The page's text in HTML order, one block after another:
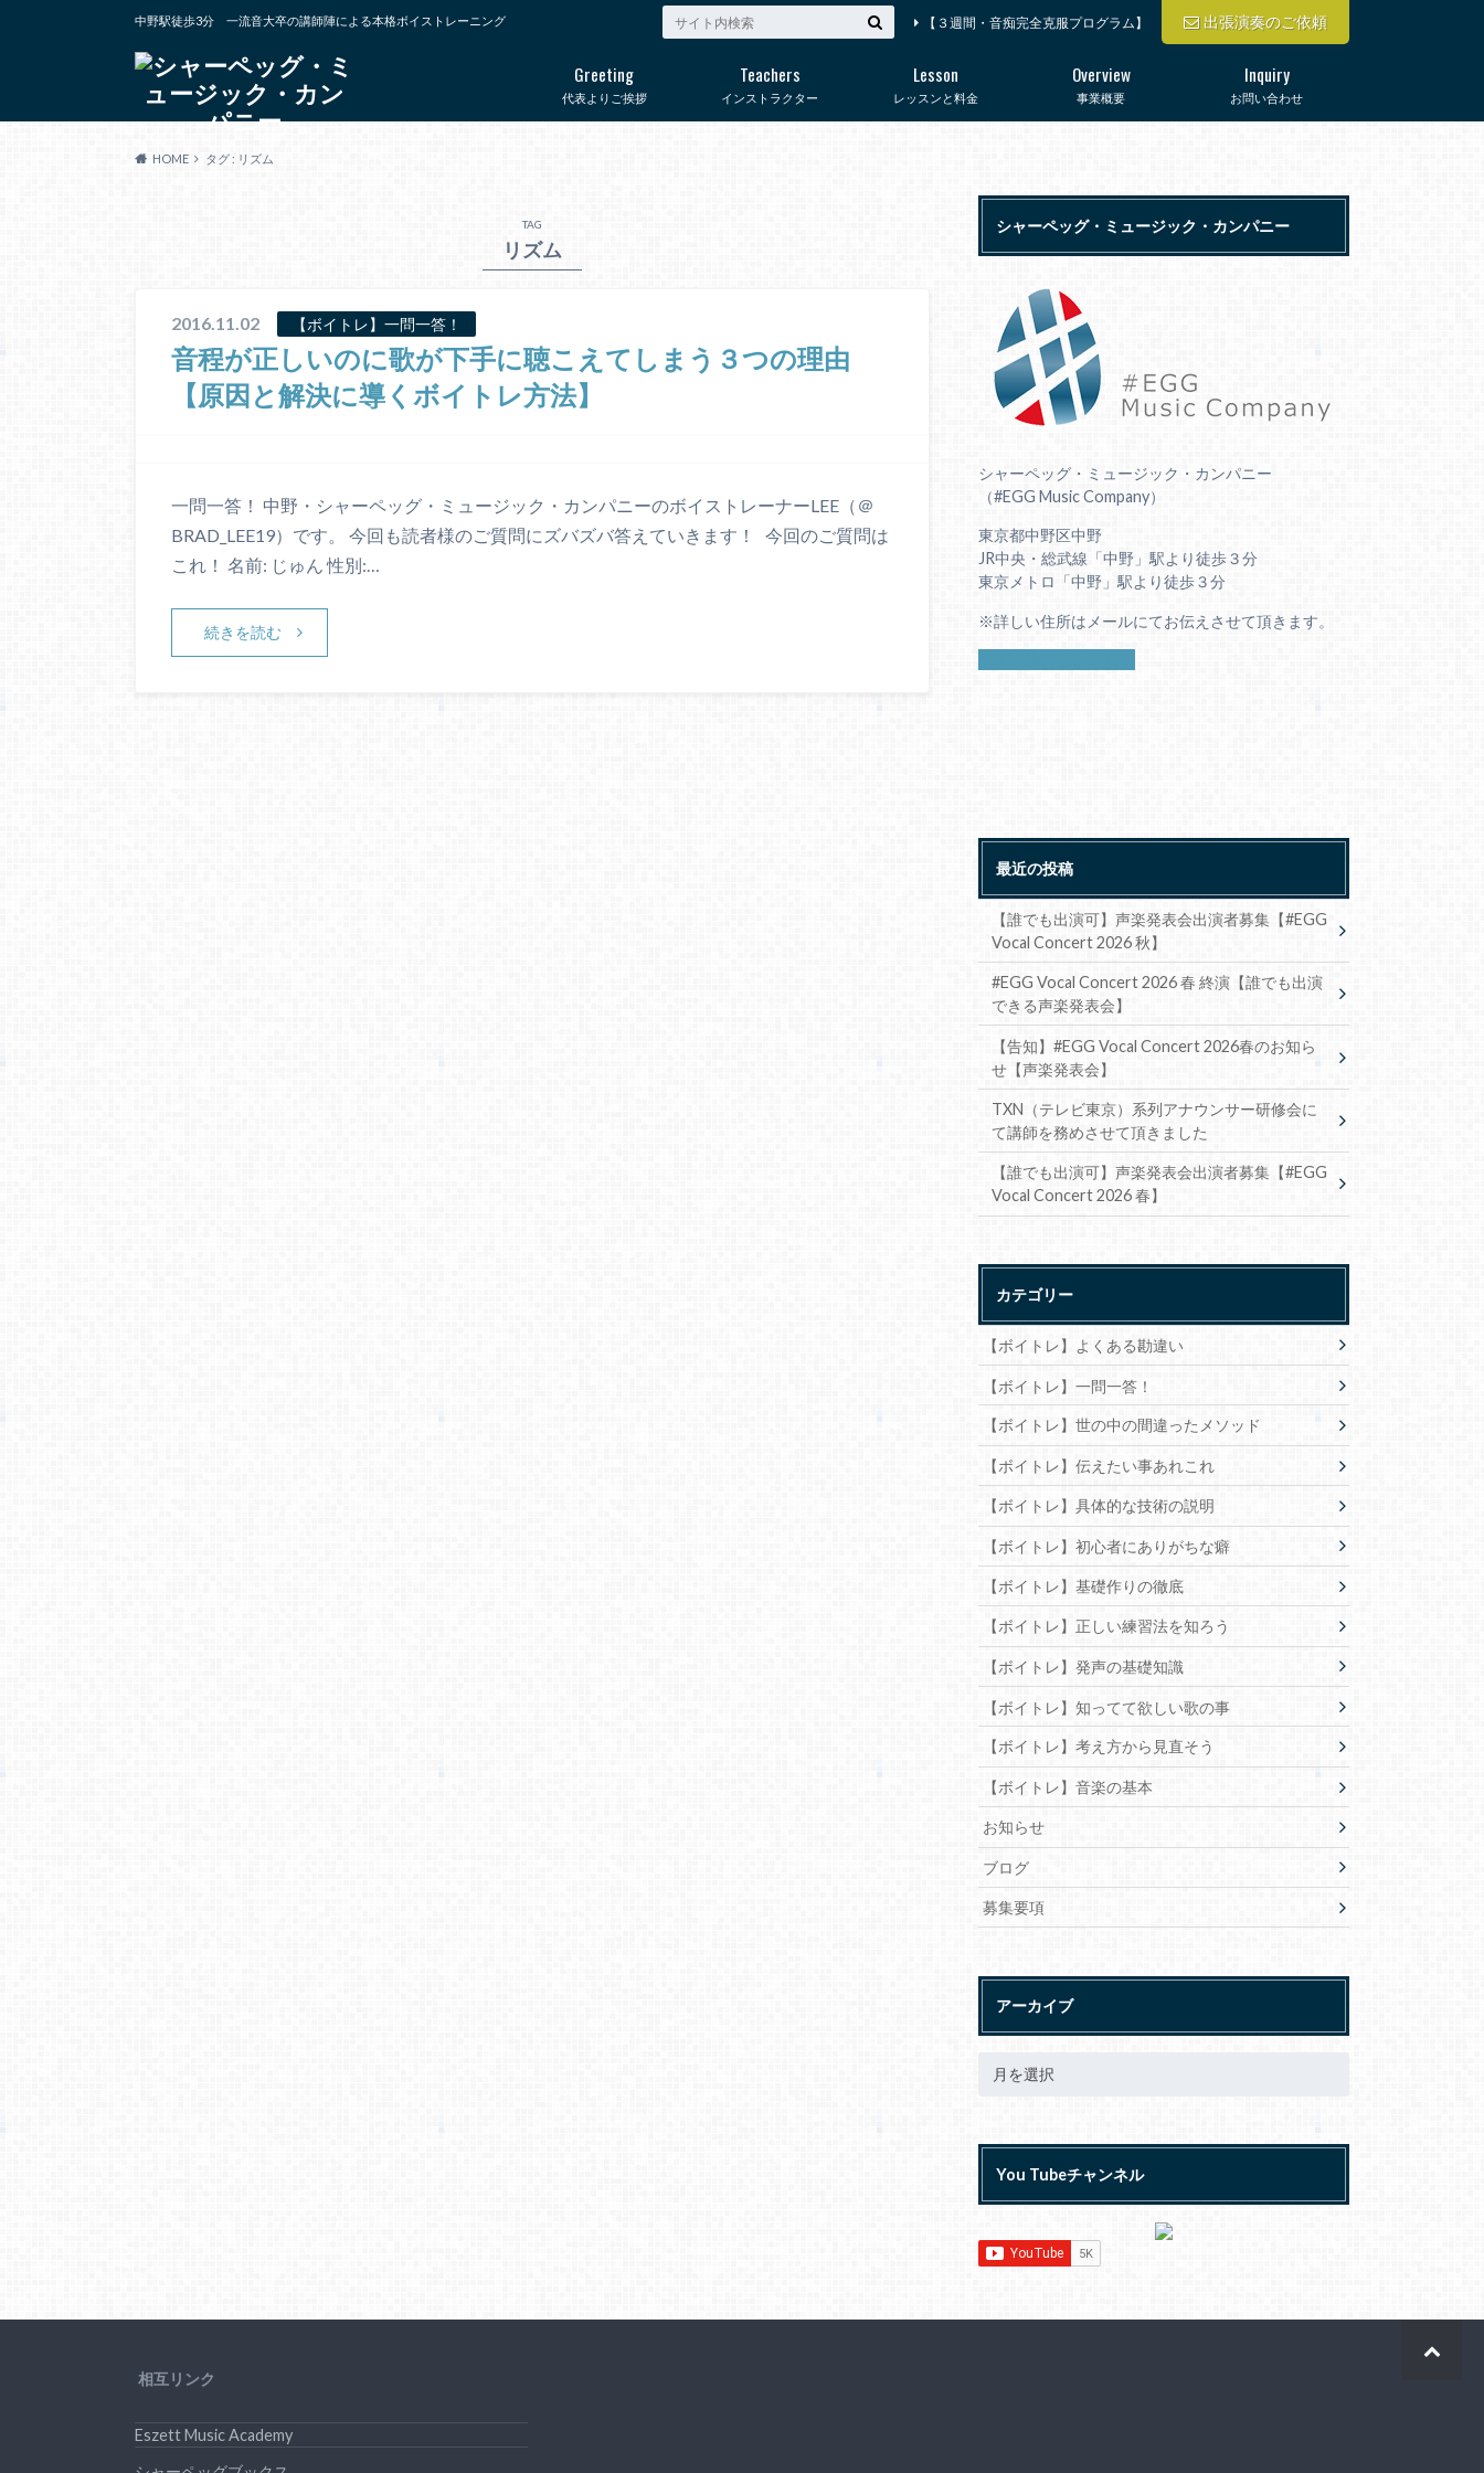
中野駅徒歩3分 一流音大卒の講師陣による本格ボイストレーニング 出張演奏のご依頼
【３週間・音痴完全克服プログラム】
代表よりご挨拶
Greeting
インストラクター
Teachers
レッスンと料金
Lesson
事業概要
Overview
お問い合わせ
Inquiry
HOME タグ : リズム
TAG
リズム
2016.11.02 【ボイトレ】一問一答！
音程が正しいのに歌が下手に聴こえてしまう３つの理由
【原因と解決に導くボイトレ方法】
一問一答！ 中野・シャーペッグ・ミュージック・カンパニーのボイストレーナーLEE（＠
BRAD_LEE19）です。 今回も読者様のご質問にズバズバ答えていきます！ 今回のご質問は
これ！ 名前: じゅん 性別:…
続きを読む
シャーペッグ・ミュージック・カンパニー
シャーペッグ・ミュージック・カンパニー
（#EGG Music Company）
東京都中野区中野
JR中央・総武線「中野」駅より徒歩３分
東京メトロ「中野」駅より徒歩３分
※詳しい住所はメールにてお伝えさせて頂きます。
最近の投稿
【誰でも出演可】声楽発表会出演者募集【#EGG
Vocal Concert 2026 秋】
#EGG Vocal Concert 2026 春 終演【誰でも出演
できる声楽発表会】
【告知】#EGG Vocal Concert 2026春のお知ら
せ【声楽発表会】
TXN（テレビ東京）系列アナウンサー研修会に
て講師を務めさせて頂きました
【誰でも出演可】声楽発表会出演者募集【#EGG
Vocal Concert 2026 春】
カテゴリー
【ボイトレ】よくある勘違い
【ボイトレ】一問一答！
【ボイトレ】世の中の間違ったメソッド
【ボイトレ】伝えたい事あれこれ
【ボイトレ】具体的な技術の説明
【ボイトレ】初心者にありがちな癖
【ボイトレ】基礎作りの徹底
【ボイトレ】正しい練習法を知ろう
【ボイトレ】発声の基礎知識
【ボイトレ】知ってて欲しい歌の事
【ボイトレ】考え方から見直そう
【ボイトレ】音楽の基本
お知らせ
ブログ
募集要項
アーカイブ
You Tubeチャンネル
相互リンク
Eszett Music Academy